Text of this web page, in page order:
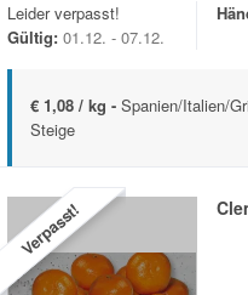
Leider verpasst!
Gültig: 01.12. - 07.12.
€ 1,08 / kg - Spanien/Italien/
Steige
Verpasst!